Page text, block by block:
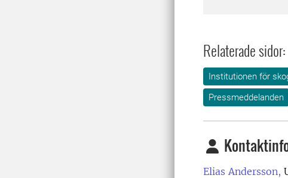
Relaterade sidor:
Institutionen för
Pressmeddelanden
Elias Andersson,